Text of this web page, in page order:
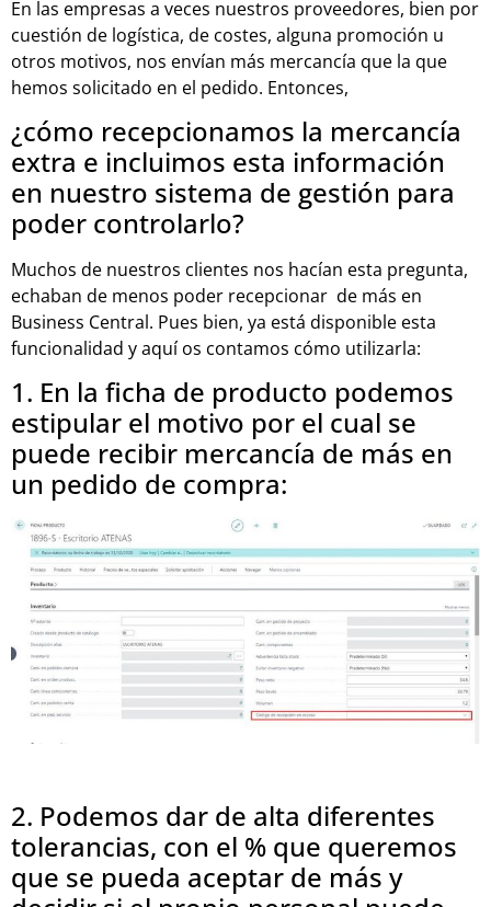
En las empresas a veces nuestros proveedores, bien por
cuestión de logística, de costes, alguna promoción u
otros motivos, nos envían más mercancía que la que
hemos solicitado en el pedido. Entonces,
¿cómo recepcionamos la mercancía
extra e incluimos esta información
en nuestro sistema de gestión para
poder controlarlo?
Muchos de nuestros clientes nos hacían esta pregunta,
echaban de menos poder recepcionar de más en
Business Central. Pues bien, ya está disponible esta
funcionalidad y aquí os contamos cómo utilizarla:
1. En la ficha de producto podemos
estipular el motivo por el cual se
puede recibir mercancía de más en
un pedido de compra:
2. Podemos dar de alta diferentes
tolerancias, con el % que queremos
que se pueda aceptar de más y